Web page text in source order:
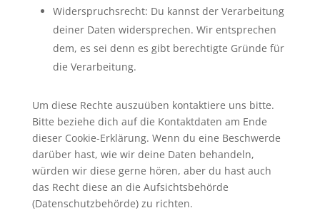
Widerspruchsrecht: Du kannst der Verarbeitung
deiner Daten widersprechen. Wir entsprechen
dem, es sei denn es gibt berechtigte Gründe für
die Verarbeitung.
Um diese Rechte auszuüben kontaktiere uns bitte.
Bitte beziehe dich auf die Kontaktdaten am Ende
dieser Cookie-Erklärung. Wenn du eine Beschwerde
darüber hast, wie wir deine Daten behandeln,
würden wir diese gerne hören, aber du hast auch
das Recht diese an die Aufsichtsbehörde
(Datenschutzbehörde) zu richten.